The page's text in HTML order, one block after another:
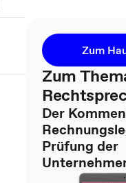
Zum
Zum
Der
Prüfung der